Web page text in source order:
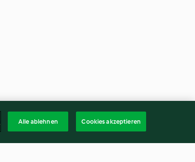
Alle ablehnen Cookies akzeptieren